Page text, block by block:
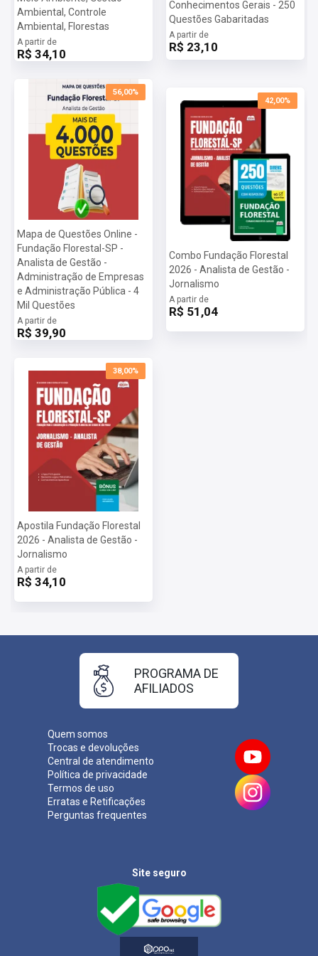
Ambiental, Controle
Ambiental, Florestas
A partir de
R$ 34,10
Conhecimentos Gerais - 250
Questões Gabaritadas
A partir de
R$ 23,10
56,00%
Mapa de Questões Online -
Fundação Florestal-SP -
Analista de Gestão -
Administração de Empresas
e Administração Pública - 4
Mil Questões
A partir de
R$ 39,90
42,00%
Combo Fundação Florestal
2026 - Analista de Gestão -
Jornalismo
A partir de
R$ 51,04
38,00%
Apostila Fundação Florestal
2026 - Analista de Gestão -
Jornalismo
A partir de
R$ 34,10
Quem somos
Trocas e devoluções
Central de atendimento
Política de privacidade
Termos de uso
Erratas e Retificações
Perguntas frequentes
PROGRAMA DE
AFILIADOS
Site seguro